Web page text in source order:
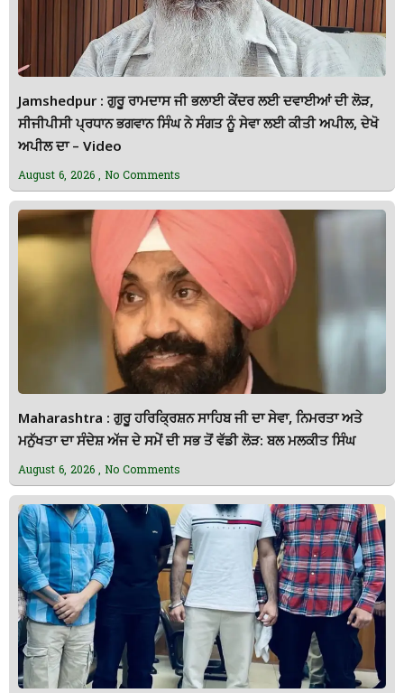
Jamshedpur : ਗੁਰੂ ਰਾਮਦਾਸ ਜੀ ਭਲਾਈ ਕੇਂਦਰ ਲਈ ਦਵਾਈਆਂ ਦੀ ਲੋੜ,
ਸੀਜੀਪੀਸੀ ਪ੍ਰਧਾਨ ਭਗਵਾਨ ਸਿੰਘ ਨੇ ਸੰਗਤ ਨੂੰ ਸੇਵਾ ਲਈ ਕੀਤੀ ਅਪੀਲ, ਦੇਖੋ
ਅਪੀਲ ਦਾ – Video
August 6, 2026 No Comments
Maharashtra : ਗੁਰੂ ਹਰਿਕ੍ਰਿਸ਼ਨ ਸਾਹਿਬ ਜੀ ਦਾ ਸੇਵਾ, ਨਿਮਰਤਾ ਅਤੇ
ਮਨੁੱਖਤਾ ਦਾ ਸੰਦੇਸ਼ ਅੱਜ ਦੇ ਸਮੇਂ ਦੀ ਸਭ ਤੋਂ ਵੱਡੀ ਲੋੜ: ਬਲ ਮਲਕੀਤ ਸਿੰਘ
August 6, 2026 No Comments